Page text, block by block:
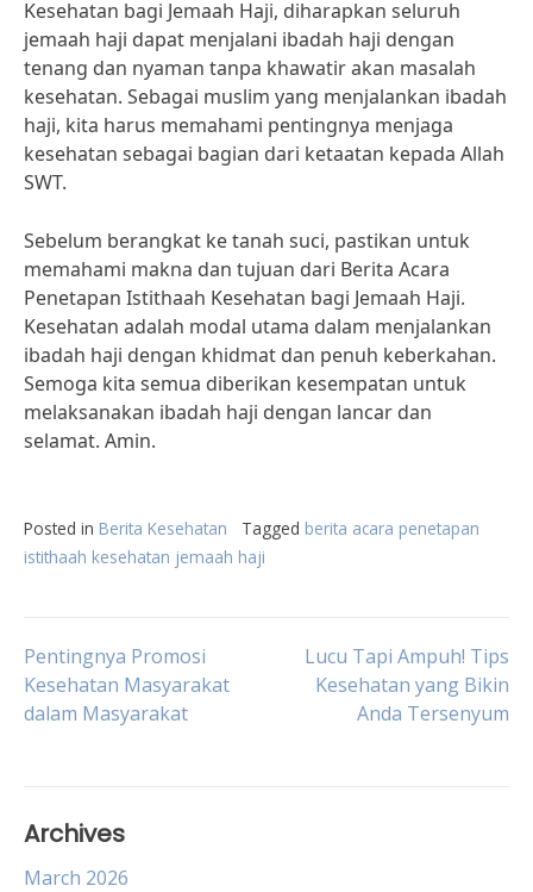
Kesehatan bagi Jemaah Haji, diharapkan seluruh
jemaah haji dapat menjalani ibadah haji dengan
tenang dan nyaman tanpa khawatir akan masalah
kesehatan. Sebagai muslim yang menjalankan ibadah
haji, kita harus memahami pentingnya menjaga
kesehatan sebagai bagian dari ketaatan kepada Allah
SWT.
Sebelum berangkat ke tanah suci, pastikan untuk
memahami makna dan tujuan dari Berita Acara
Penetapan Istithaah Kesehatan bagi Jemaah Haji.
Kesehatan adalah modal utama dalam menjalankan
ibadah haji dengan khidmat dan penuh keberkahan.
Semoga kita semua diberikan kesempatan untuk
melaksanakan ibadah haji dengan lancar dan
selamat. Amin.
Posted in Berita Kesehatan Tagged berita acara penetapan
istithaah kesehatan jemaah haji
Post
navigation
Pentingnya Promosi
Kesehatan Masyarakat
dalam Masyarakat
Lucu Tapi Ampuh! Tips
Kesehatan yang Bikin
Anda Tersenyum
Archives
March 2026